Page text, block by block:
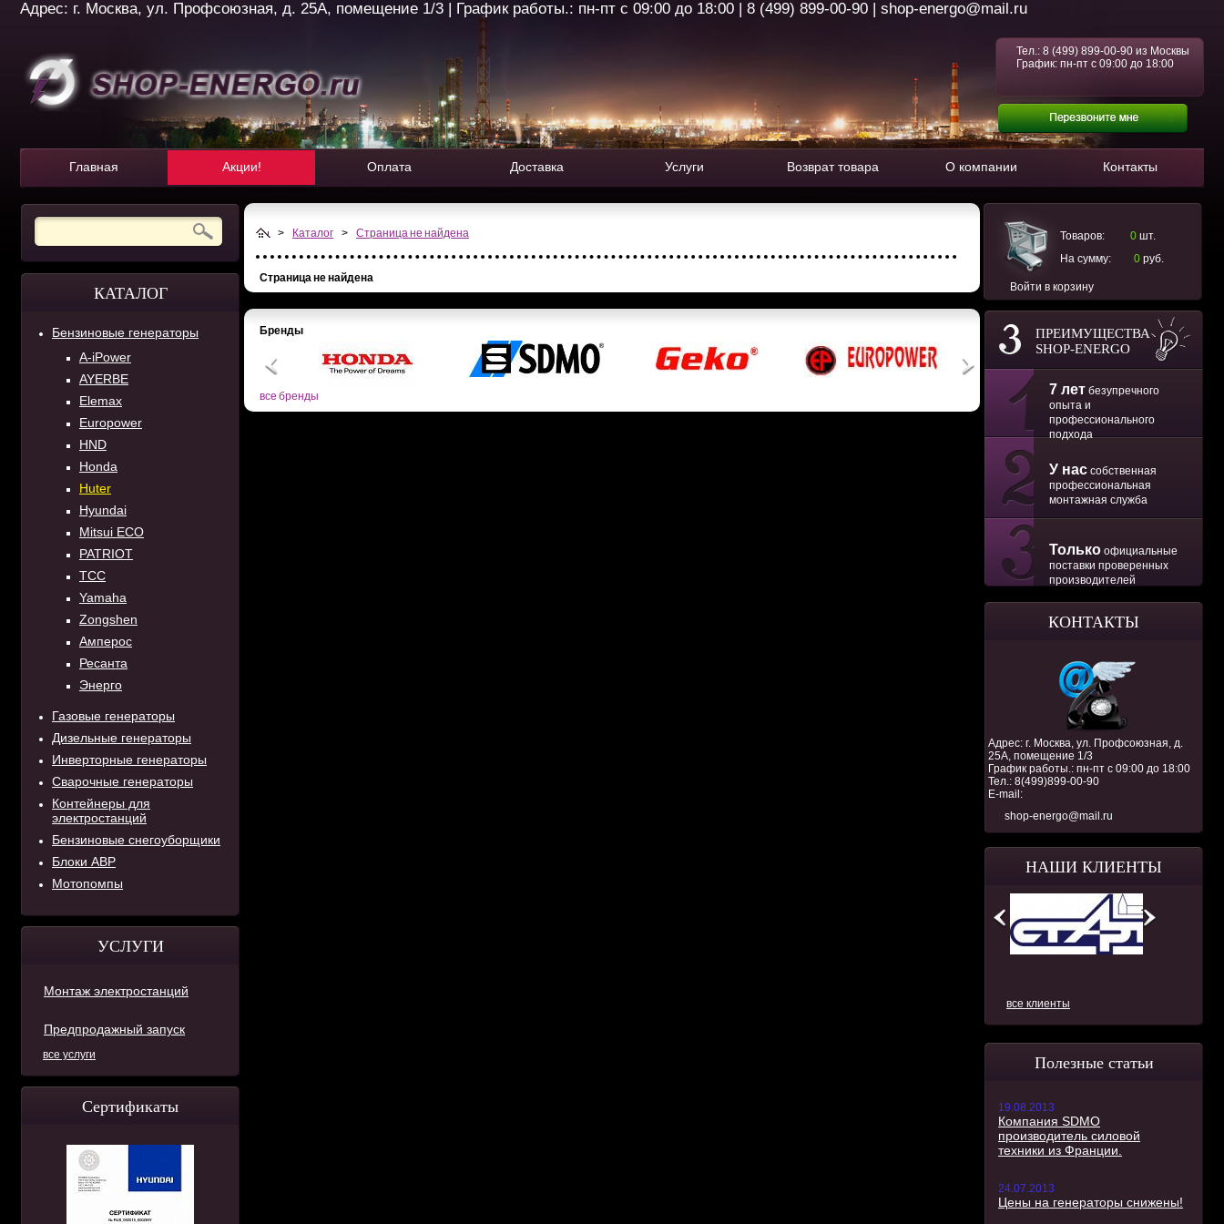
Адрес: г. Москва, ул. Профсоюзная, д. 25А, помещение 1/3 | График работы.: пн-пт с 09:00 до 18:00 | 8 (499) 899-00-90 | shop-energo@mail.ru
Тел.: 8 (499) 899-00-90 из Москвы
График: пн-пт с 09:00 до 18:00
Главная Акции! Оплата Доставка Услуги Возврат товара О компании Контакты
КАТАЛОГ
Бензиновые генераторы
A-iPower
AYERBE
Elemax
Europower
HND
Honda
Huter
Hyundai
Mitsui ECO
PATRIOT
TCC
Yamaha
Zongshen
Амперос
Ресанта
Энерго
Газовые генераторы
Дизельные генераторы
Инверторные генераторы
Сварочные генераторы
Контейнеры для
электростанций
Бензиновые снегоуборщики
Блоки АВР
Мотопомпы
УСЛУГИ
Монтаж электростанций
Предпродажный запуск
все услуги
Сертификаты
Товаров: 0 шт.
На сумму:
0 руб.
Войти в корзину
ПРЕИМУЩЕСТВА
SHOP-ENERGO
7 лет безупречного
опыта и
профессионального
подхода
У нас собственная
профессиональная
монтажная служба
Только официальные
поставки проверенных
производителей
КОНТАКТЫ
Адрес: г. Москва, ул. Профсоюзная, д.
25А, помещение 1/3
График работы.: пн-пт с 09:00 до 18:00
Тел.: 8(499)899-00-90
E-mail:
shop-energo@mail.ru
НАШИ КЛИЕНТЫ
все клиенты
Полезные статьи
19.08.2013
Компания SDMO
производитель силовой
техники из Франции.
24.07.2013
Цены на генераторы снижены!
> Каталог > Страница не найдена
Страница не найдена
Бренды
все бренды